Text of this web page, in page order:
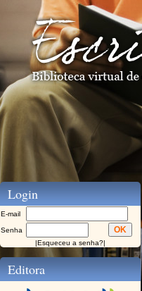
Login
E-mail
Senha
|Esqueceu a senha?|
Editora